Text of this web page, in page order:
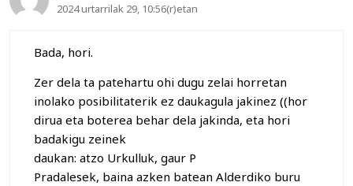
2024 urtarrilak 29, 10:56(r)etan
Bada, hori.
Zer dela ta patehartu ohi dugu zelai horretan
inolako posibilitaterik ez daukagula jakinez ((hor
dirua eta boterea behar dela jakinda, eta hori
badakigu zeinek
daukan: atzo Urkulluk, gaur P
Pradalesek, baina azken batean Alderdiko buru